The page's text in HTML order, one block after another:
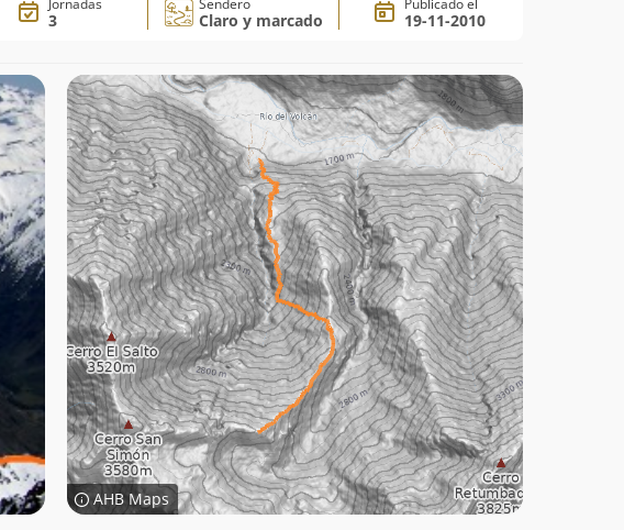
Jornadas
3
Sendero
Claro y marcado
Publicado el
19-11-2010
AHB Maps